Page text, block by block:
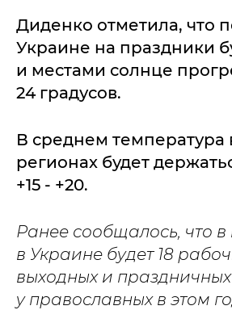
Диденко отметила, что
Украине на праздники
и местами солнце
24 градусов.
В среднем температура
регионах будет
+15 - +20.
Ранее сообщалось, что в
в Украине будет 18
выходных и
у православных в этом